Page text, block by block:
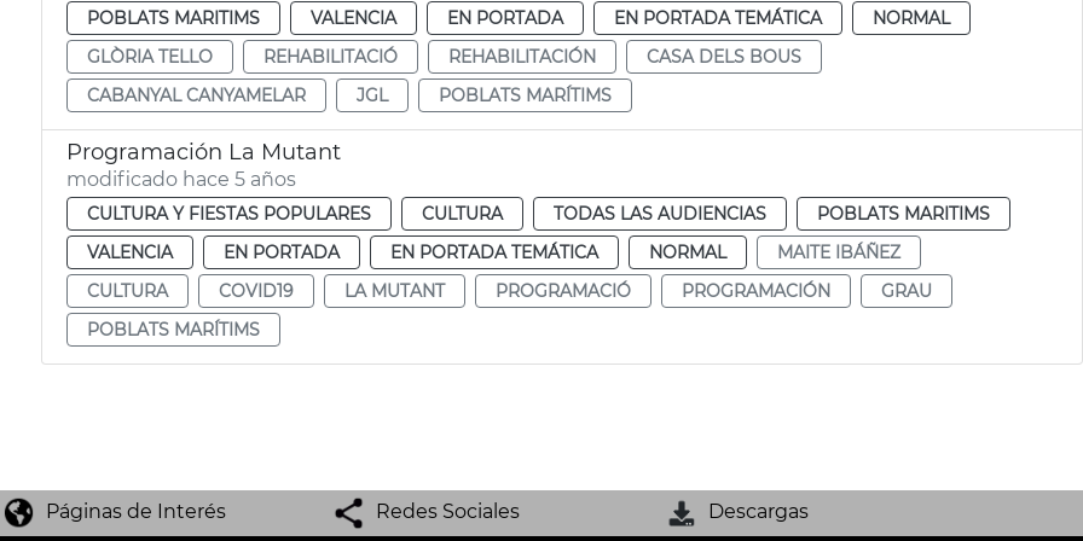
POBLATS MARITIMS
VALENCIA EN PORTADA EN PORTADA TEMÁTICA
NORMAL
GLÒRIA TELLO
REHABILITACIÓ REHABILITACIÓN
CASA DELS BOUS
CABANYAL CANYAMELAR
JGL POBLATS MARÍTIMS
Programación La Mutant
modificado hace 5 años
CULTURA Y FIESTAS POPULARES CULTURA TODAS LAS AUDIENCIAS
POBLATS MARITIMS
VALENCIA
EN PORTADA EN PORTADA TEMÁTICA NORMAL
MAITE IBÁÑEZ
CULTURA
COVID19 LA MUTANT PROGRAMACIÓ PROGRAMACIÓN
GRAU
POBLATS MARÍTIMS
Páginas de Interés Redes Sociales Descargas